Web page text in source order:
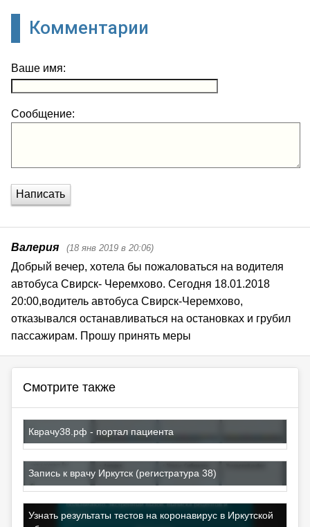
Комментарии
Ваше имя:
Сообщение:
Написать
Валерия (18 янв 2019 в 20:06)
Добрый вечер, хотела бы пожаловаться на водителя
автобуса Свирск- Черемхово. Сегодня 18.01.2018
20:00,водитель автобуса Свирск-Черемхово,
отказывался останавливаться на остановках и грубил
пассажирам. Прошу принять меры
Смотрите также
Кврачу38.рф - портал пациента
Запись к врачу Иркутск (регистратура 38)
Узнать результаты тестов на коронавирус в Иркутской